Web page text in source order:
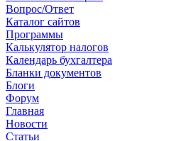
Вопрос/Ответ
Каталог сайтов
Программы
Калькулятор налогов
Календарь бухгалтера
Бланки документов
Блоги
Форум
Главная
Новости
Cтатьи